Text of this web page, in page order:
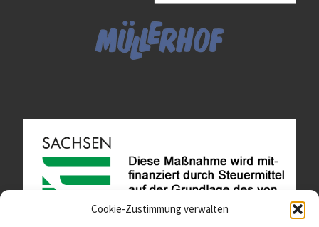
Cookie-Zustimmung verwalten